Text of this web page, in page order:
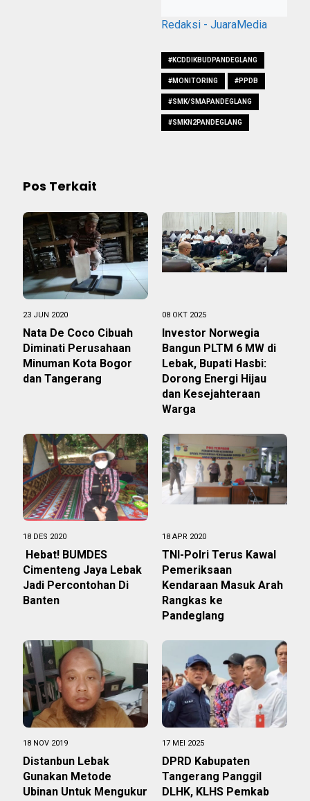
Redaksi - JuaraMedia
#KCDDIKBUDPANDEGLANG
#MONITORING #PPDB
#SMK/SMAPANDEGLANG
#SMKN2PANDEGLANG
Pos Terkait
23 JUN 2020
Nata De Coco Cibuah
Diminati Perusahaan
Minuman Kota Bogor
dan Tangerang
08 OKT 2025
Investor Norwegia
Bangun PLTM 6 MW di
Lebak, Bupati Hasbi:
Dorong Energi Hijau
dan Kesejahteraan
Warga
18 DES 2020
Hebat! BUMDES
Cimenteng Jaya Lebak
Jadi Percontohan Di
Banten
18 APR 2020
TNI-Polri Terus Kawal
Pemeriksaan
Kendaraan Masuk Arah
Rangkas ke
Pandeglang
18 NOV 2019
Distanbun Lebak
Gunakan Metode
Ubinan Untuk Mengukur
17 MEI 2025
DPRD Kabupaten
Tangerang Panggil
DLHK, KLHS Pemkab